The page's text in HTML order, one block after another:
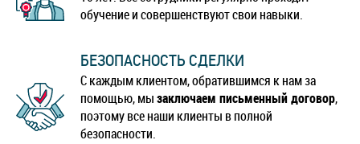
обучение и совершенствуют свои навыки.
БЕЗОПАСНОСТЬ СДЕЛКИ
С каждым клиентом, обратившимся к нам за
помощью, мызаключаем письменный договор,
поэтому все наши клиенты в полной
безопасности.